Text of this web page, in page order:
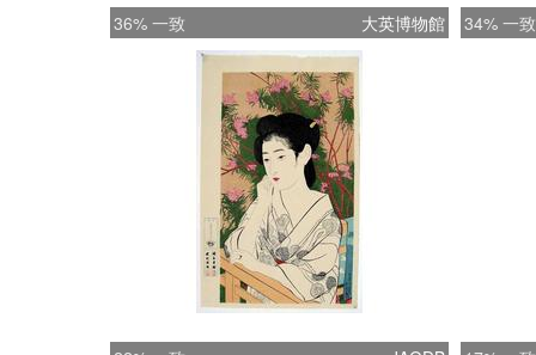
36% 一致 大英博物館 34% 一致